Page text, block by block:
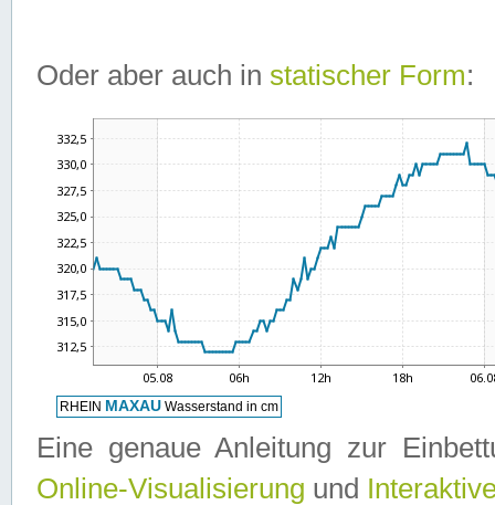
Oder aber auch in statischer Form:
Eine genaue Anleitung zur
Online-Visualisierung und